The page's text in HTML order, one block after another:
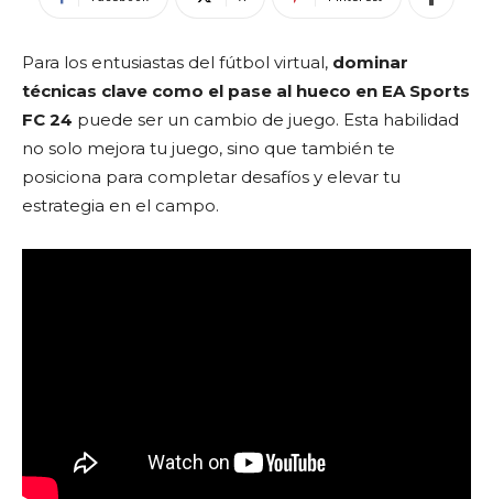
Para los entusiastas del fútbol virtual, dominar
técnicas clave como el pase al hueco en EA Sports
FC 24 puede ser un cambio de juego. Esta habilidad
no solo mejora tu juego, sino que también te
posiciona para completar desafíos y elevar tu
estrategia en el campo.